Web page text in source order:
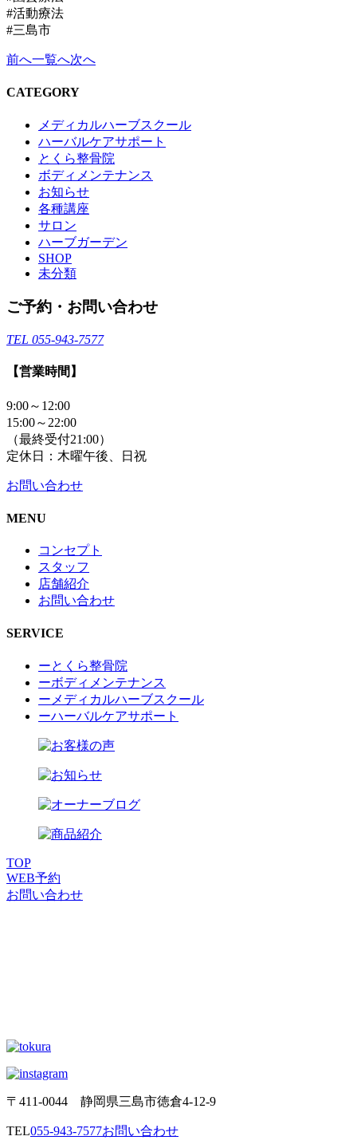
#活動療法
#三島市
前へ一覧へ次へ
CATEGORY
メディカルハーブスクール
ハーバルケアサポート
とくら整骨院
ボディメンテナンス
お知らせ
各種講座
サロン
ハーブガーデン
SHOP
未分類
ご予約・お問い合わせ
TEL 055-943-7577
【営業時間】
9:00～12:00
15:00～22:00
（最終受付21:00）
定休日：木曜午後、日祝
お問い合わせ
MENU
コンセプト
スタッフ
店舗紹介
お問い合わせ
SERVICE
ーとくら整骨院
ーボディメンテナンス
ーメディカルハーブスクール
ーハーバルケアサポート
TOP
WEB予約
お問い合わせ
〒411-0044 静岡県三島市徳倉4-12-9
TEL055-943-7577お問い合わせ